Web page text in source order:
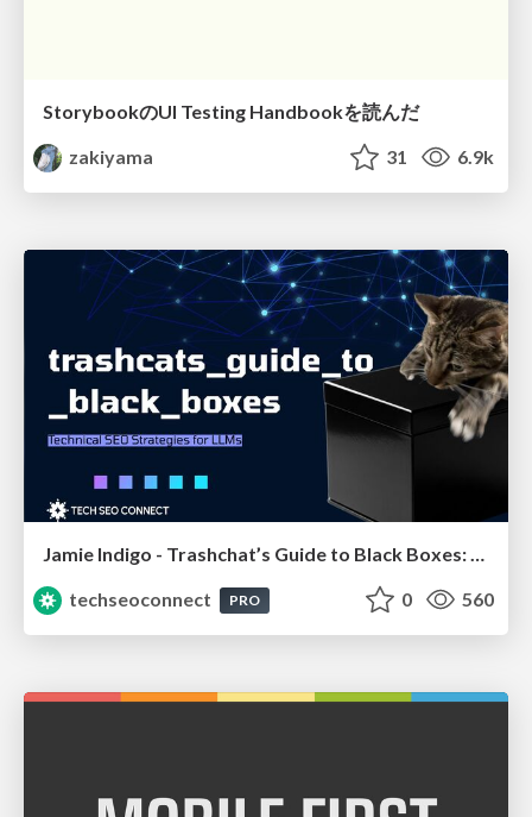
StorybookのUI Testing Handbookを読んだ
zakiyama
31 6.9k
Jamie Indigo - Trashchat’s Guide to Black Boxes: Technical SEO Tactics for LLMs
techseoconnect
PRO 0 560